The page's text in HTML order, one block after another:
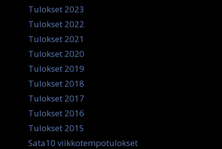
Tulokset 2023
Tulokset 2022
Tulokset 2021
Tulokset 2020
Tulokset 2019
Tulokset 2018
Tulokset 2017
Tulokset 2016
Tulokset 2015
Sata10 viikkotempotulokset